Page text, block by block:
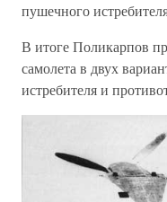
пушечного
В итоге Поликарпов
самолета в двух
истребителя и